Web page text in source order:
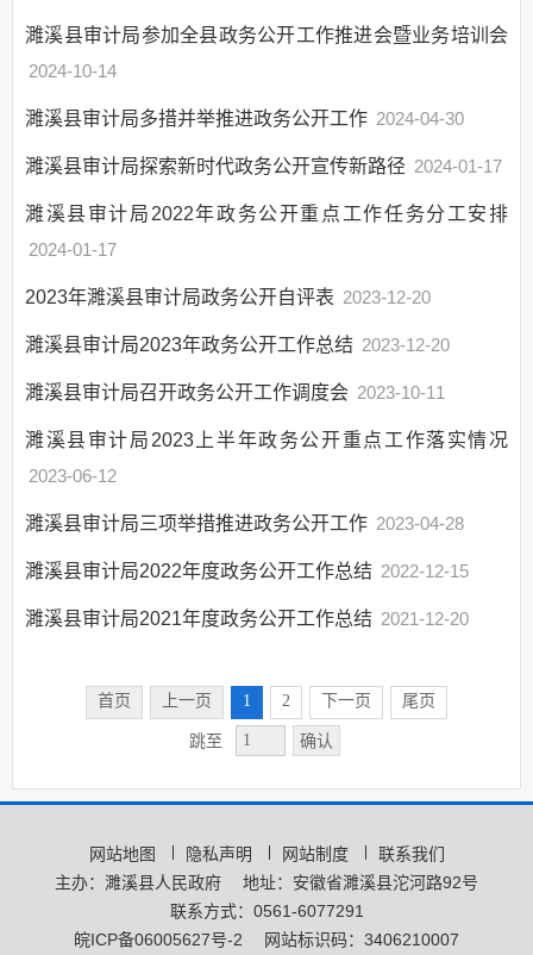
本级政策解读
回应关切
监督保障
公开制度
工作推进
濉溪县审计局参加全县政务公开工作推进会暨业务培训会
2024-10-14
濉溪县审计局多措并举推进政务公开工作 2024-04-30
濉溪县审计局探索新时代政务公开宣传新路径 2024-01-17
濉溪县审计局2022年政务公开重点工作任务分工安排
2024-01-17
2023年濉溪县审计局政务公开自评表 2023-12-20
濉溪县审计局2023年政务公开工作总结 2023-12-20
濉溪县审计局召开政务公开工作调度会 2023-10-11
濉溪县审计局2023上半年政务公开重点工作落实情况
2023-06-12
濉溪县审计局三项举措推进政务公开工作 2023-04-28
濉溪县审计局2022年度政务公开工作总结 2022-12-15
濉溪县审计局2021年度政务公开工作总结 2021-12-20
首页 上一页 1 2 下一页 尾页
跳至 确认
网站地图 隐私声明 网站制度
联系我们
主办：濉溪县人民政府
地址：安徽省濉溪县沱河路92号
联系方式：0561-6077291
皖ICP备06005627号-2
网站标识码：3406210007